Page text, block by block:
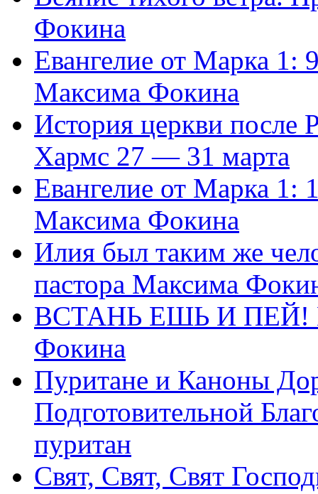
Фокина
Евангелие от Марка 1:
Максима Фокина
История церкви
Хармс 27 — 31 марта
Евангелие от Марка 1:
Максима Фокина
Илия был таким же
пастора Максима
ВСТАНЬ ЕШЬ И ПЕЙ!
Фокина
Пуритане и Каноны
Подготовительной
пуритан
Свят, Свят, Свят